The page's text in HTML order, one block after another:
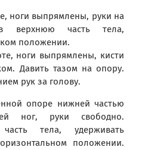
ноги выпрямлены, руки на
верхнюю часть тела,
положении.
ноги выпрямлены, кисти
Давить тазом на опору.
рук за голову.
опоре нижней частью
ног, руки свободно.
тела, удерживать
положении.